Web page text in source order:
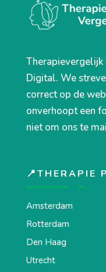
Therapievergelijk
Digital. We
correct op de
onverhoopt een
niet om ons te
📍THERAPIE
Amsterdam
Rotterdam
Den Haag
Utrecht